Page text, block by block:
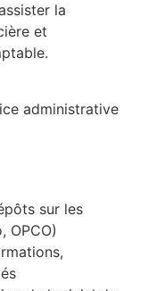
la
et
administrative
sur les
OPCO)